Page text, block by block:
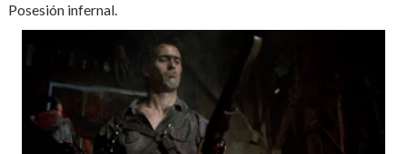
Posesión infernal.